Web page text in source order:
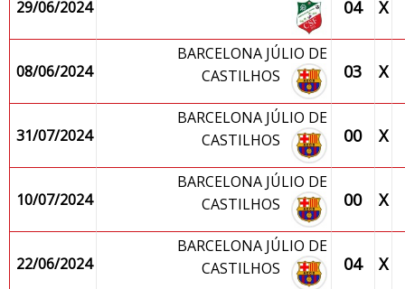
29/06/2024 04 X
08/06/2024
BARCELONA JÚLIO DE
CASTILHOS
03 X
31/07/2024
BARCELONA JÚLIO DE
CASTILHOS
00 X
10/07/2024
BARCELONA JÚLIO DE
CASTILHOS
00 X
22/06/2024
BARCELONA JÚLIO DE
CASTILHOS
04 X